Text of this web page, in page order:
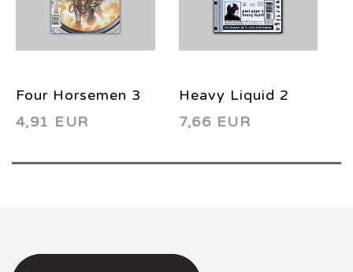
Four Horsemen 3
2000
4,91 EUR
Heavy Liquid 2
1999
7,66 EUR